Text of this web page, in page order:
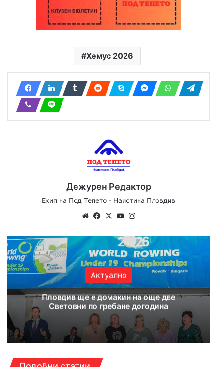
Хемус 2026
Дежурен Редактор
Екип на Под Тепето - Наистина Пловдив
WebsiteFacebook
X YouTube
Актуално
Пловдив ще е домакин на още две
Световни по гребане догодина